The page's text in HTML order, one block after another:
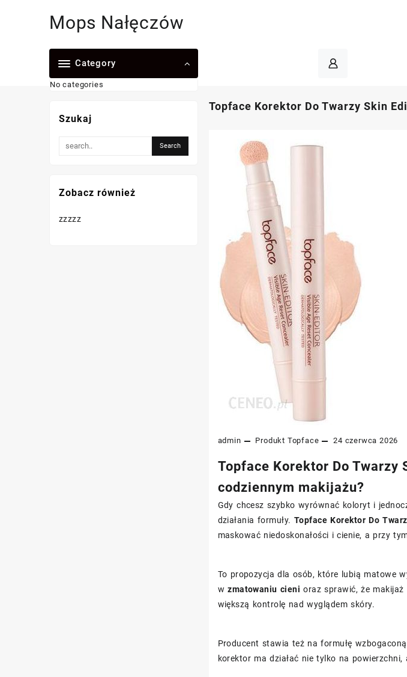
Mops Nałęczów
Category
No categories
Topface Korektor Do Twarzy Skin
admin Produkt Topface 24 czerwca 2026
Topface Korektor Do Twarzy
codziennym makijażu?
Gdy chcesz szybko wyrównać koloryt i
działania formuły. Topface Korektor Do
maskować niedoskonałości i cienie, a przy
To propozycja dla osób, które lubią matowe
wzmatowaniu cieni oraz sprawić, że
większą kontrolę nad wyglądem skóry.
Producent stawia też na formułę
korektor ma działać nie tylko na
Szukaj
Zobacz również
zzzzz